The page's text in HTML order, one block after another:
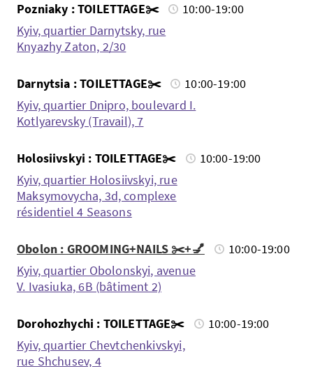
Pozniaky : TOILETTAGE✂️
10:00-19:00
Kyiv, quartier Darnytsky, rue
Knyazhy Zaton, 2/30
Darnytsia : TOILETTAGE✂️
10:00-19:00
Kyiv, quartier Dnipro, boulevard I.
Kotlyarevsky (Travail), 7
Holosiivskyi : TOILETTAGE✂️
10:00-19:00
Kyiv, quartier Holosiivskyi, rue
Maksymovycha, 3d, complexe
résidentiel 4 Seasons
Obolon : GROOMING+NAILS ✂️+💅
10:00-19:00
Kyiv, quartier Obolonskyi, avenue
V. Ivasiuka, 6B (bâtiment 2)
Dorohozhychi : TOILETTAGE✂️
10:00-19:00
Kyiv, quartier Chevtchenkivskyi,
rue Shchusev, 4